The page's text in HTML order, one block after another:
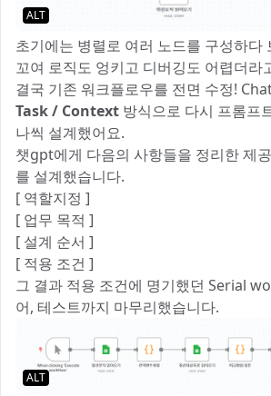
ALT
초기에는 병렬로 여러 노드를 구성하다
꼬여 로직도 엉키고 디버깅도 어렵더라
결국 기존 워크플로우를 전면 수정!
Task / Context 방식으로 다시 프롬프
나씩 설계했어요.
챗gpt에게 다음의 사항들을 정리한 제
를 설계했습니다.
[ 역할지정 ]
[ 업무 목적 ]
[ 설계 순서 ]
[ 적용 조건 ]
그 결과 적용 조건에 명기했던 Serial
어, 테스트까지 마무리했습니다.
ALT